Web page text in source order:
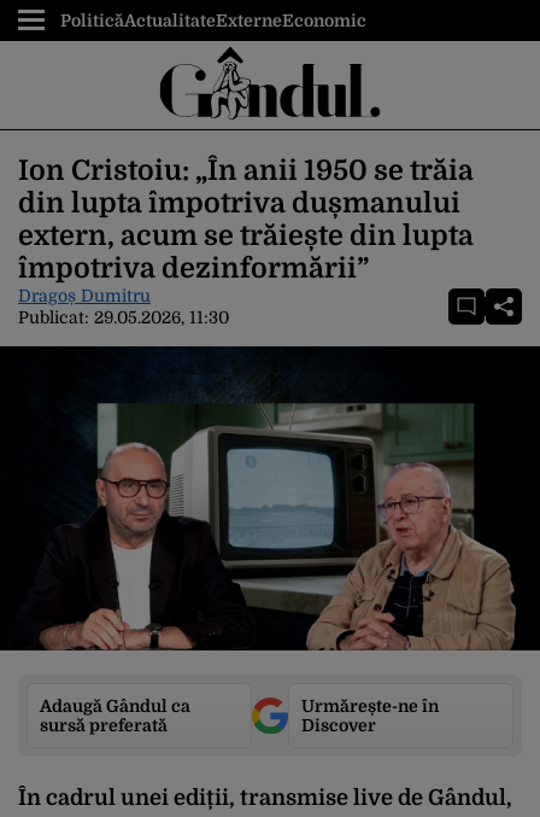
PoliticăActualitateExterneEconomic
Ion Cristoiu: „În anii 1950 se trăia
din lupta împotriva dușmanului
extern, acum se trăiește din lupta
împotriva dezinformării”
Dragoș Dumitru
Publicat: 29.05.2026, 11:30
Adaugă Gândul ca
sursă preferată
Urmărește-ne în
Discover
În cadrul unei ediții, transmise live de Gândul,